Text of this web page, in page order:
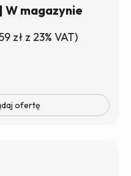
W magazynie
zł z 23% VAT)
ofertę